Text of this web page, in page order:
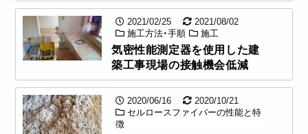
2021/02/25
2021/08/02
施工方法・手順
施工
気密性能測定器を使用した建
築工事現場の接触機会低減
2020/06/16
2020/10/21
セルロースファイバーの性能と特
徴